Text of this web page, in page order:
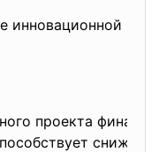
инновационной
проекта